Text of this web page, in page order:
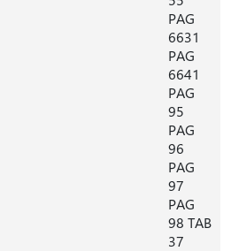
PAG
6631
PAG
6641
PAG
95
PAG
96
PAG
97
PAG
98 TAB
37